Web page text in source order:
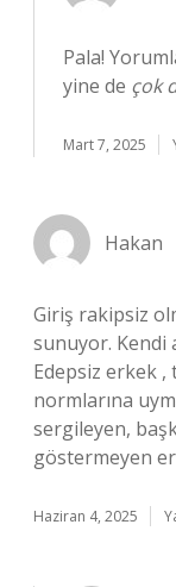
Pala!
yine de çok
Mart 7, 2025
Hakan
Giriş rakipsiz
sunuyor. Kendi
Edepsiz erkek
normlarına
sergileyen,
göstermeyen
Haziran 4, 2025